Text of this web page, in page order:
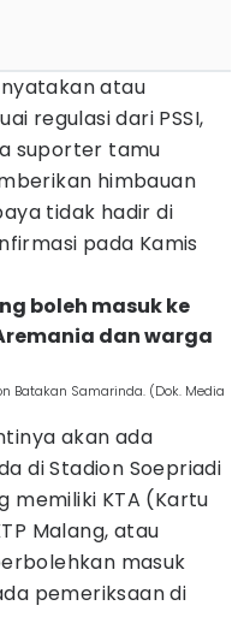
atau
regulasi dari PSSI,
suporter tamu
himbauan
tidak hadir di
pada Kamis
boleh masuk ke
dan warga
Batakan Samarinda. (Dok. Media
akan ada
di Stadion Soepriadi
memiliki KTA (Kartu
Malang, atau
masuk
pemeriksaan di